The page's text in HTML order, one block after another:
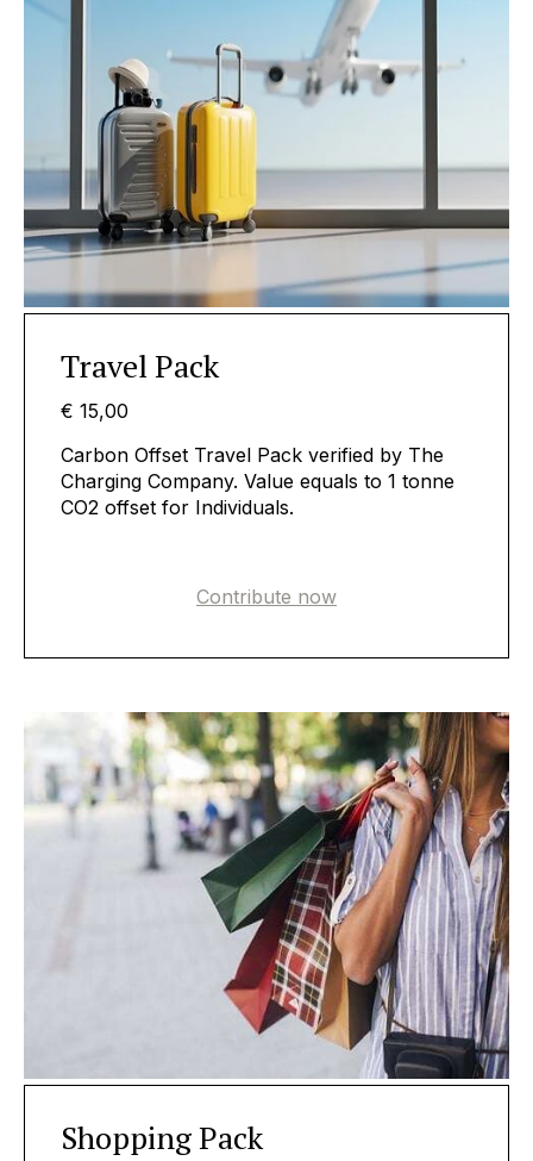
Travel Pack
€ 15,00
Carbon Offset Travel Pack verified by The
Charging Company. Value equals to 1 tonne
CO2 offset for Individuals.
Contribute now
Shopping Pack